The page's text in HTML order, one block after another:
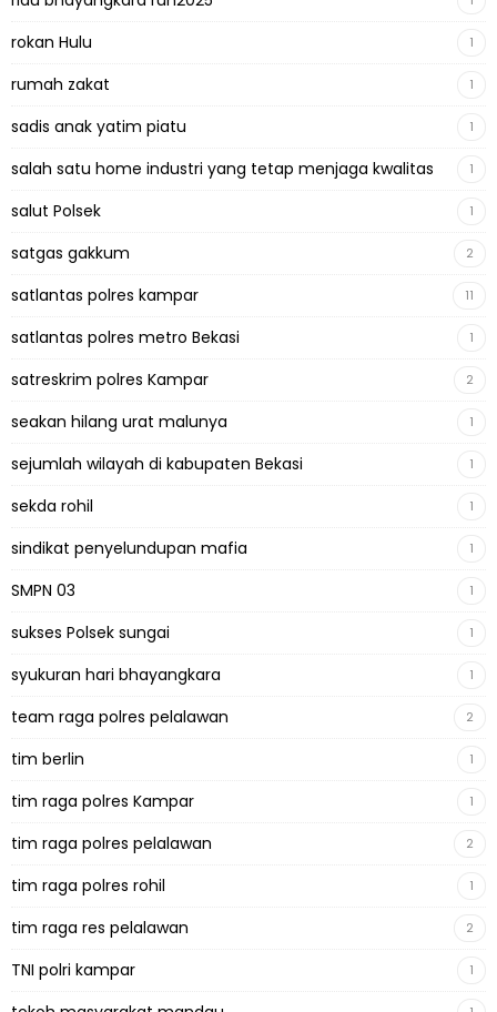
rokan Hulu 1
rumah zakat 1
sadis anak yatim piatu 1
salah satu home industri yang tetap menjaga kwalitas 1
salut Polsek 1
satgas gakkum 2
satlantas polres kampar 11
satlantas polres metro Bekasi 1
satreskrim polres Kampar 2
seakan hilang urat malunya 1
sejumlah wilayah di kabupaten Bekasi 1
sekda rohil 1
sindikat penyelundupan mafia 1
SMPN 03 1
sukses Polsek sungai 1
syukuran hari bhayangkara 1
team raga polres pelalawan 2
tim berlin 1
tim raga polres Kampar 1
tim raga polres pelalawan 2
tim raga polres rohil 1
tim raga res pelalawan 2
TNI polri kampar 1